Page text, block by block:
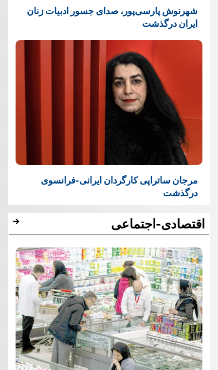
شهرنوش پارسی‌پور، صدای جسور ادبیات زنان
ایران درگذشت
مرجان ساتراپی کارگردان ایرانی-فرانسوی
درگذشت
اقتصادی-اجتماعی